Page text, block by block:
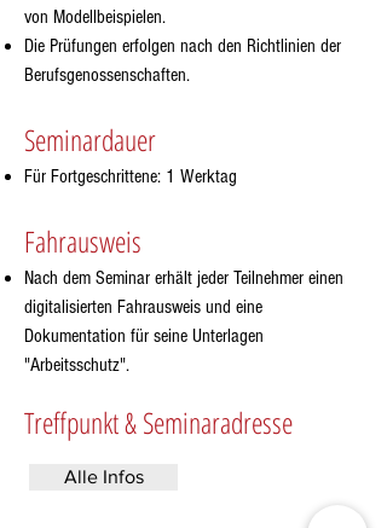
von Modellbeispielen.
Die Prüfungen erfolgen nach den Richtlinien der
Berufsgenossenschaften.
Seminardauer
Für Fortgeschrittene: 1 Werktag
Fahrausweis
Nach dem Seminar erhält jeder Teilnehmer einen
digitalisierten Fahrausweis und eine
Dokumentation für seine Unterlagen
"Arbeitsschutz".
Treffpunkt & Seminaradresse
Alle Infos